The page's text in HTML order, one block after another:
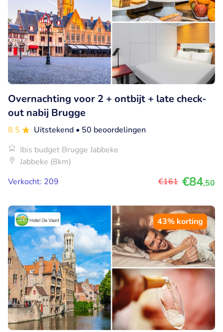
Overnachting voor 2 + ontbijt + late check-
out nabij Brugge
8.5 Uitstekend • 50 beoordelingen
Ibis budget Brugge Jabbeke
Jabbeke (8km)
Verkocht: 209
€161 €84,50
43% korting